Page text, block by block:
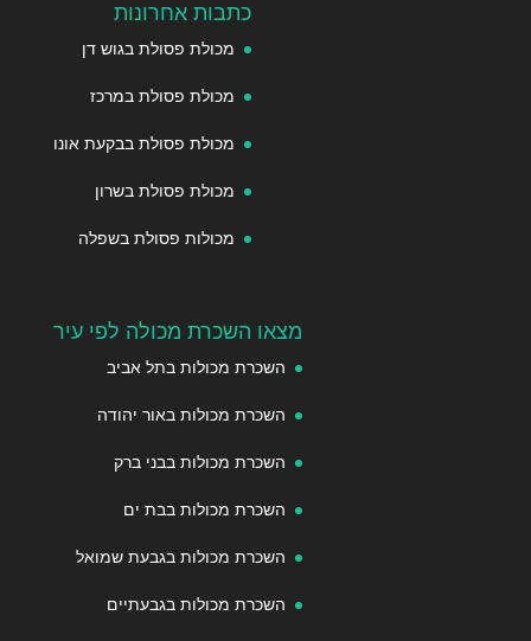
כתבות אחרונות
מכולת פסולת בגוש דן
מכולת פסולת במרכז
מכולת פסולת בבקעת אונו
מכולת פסולת בשרון
מכולות פסולת בשפלה
מצאו השכרת מכולה לפי עיר
השכרת מכולות בתל אביב
השכרת מכולות באור יהודה
השכרת מכולות בבני ברק
השכרת מכולות בבת ים
השכרת מכולות בגבעת שמואל
השכרת מכולות בגבעתיים